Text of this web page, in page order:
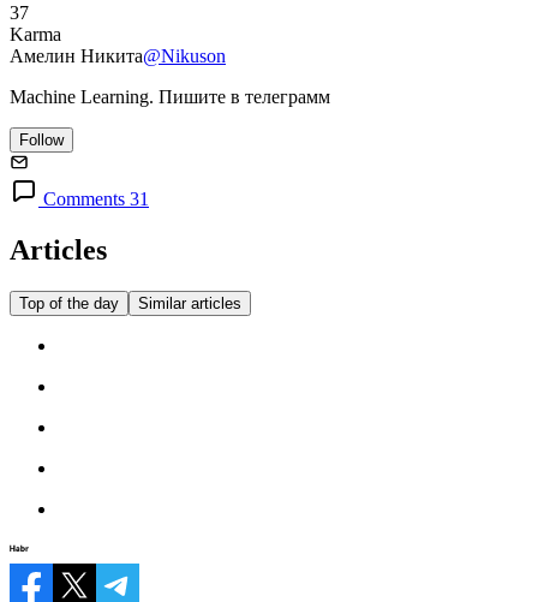
37
Karma
Амелин Никита@Nikuson
Machine Learning. Пишите в телеграмм
Follow
Comments 31
Articles
Top of the day Similar articles